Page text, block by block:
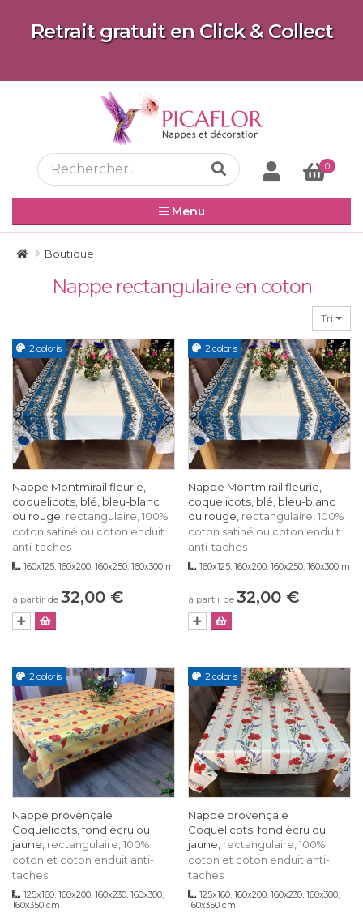
Retrait gratuit en Click & Collect
0
Menu
Boutique
Nappe rectangulaire en coton
Tri
2 coloris
Nappe Montmirail fleurie,
coquelicots, blé, bleu-blanc
ou rouge, rectangulaire, 100%
coton satiné ou coton enduit
anti-taches
160x125, 160x200, 160x250, 160x300 m
à partir de 32,00 €
2 coloris
Nappe Montmirail fleurie,
coquelicots, blé, bleu-blanc
ou rouge, rectangulaire, 100%
coton satiné ou coton enduit
anti-taches
160x125, 160x200, 160x250, 160x300 m
à partir de 32,00 €
2 coloris
Nappe provençale
Coquelicots, fond écru ou
jaune, rectangulaire, 100%
coton et coton enduit anti-
taches
125x160, 160x200, 160x230, 160x300,
160x350 cm
2 coloris
Nappe provençale
Coquelicots, fond écru ou
jaune, rectangulaire, 100%
coton et coton enduit anti-
taches
125x160, 160x200, 160x230, 160x300,
160x350 cm